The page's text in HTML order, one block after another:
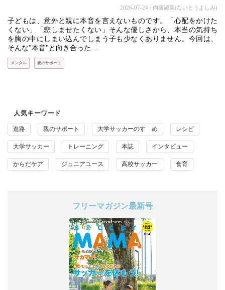
2026-07-24 / 内藤淑美(ないとうよしみ)
子どもは、意外と親に本音を言えないものです。「心配をかけた
くない」「悲しませたくない」そんな優しさから、本当の気持ち
を胸の中にしまい込んでしまう子も少なくありません。今回は、
そんな"本音"と向き合った…
メンタル 親のサポート
人気キーワード
進路 親のサポート 大学サッカーのすゝめ レシピ
大学サッカー トレーニング 本誌 インタビュー
からだケア ジュニアユース 高校サッカー 食育
フリーマガジン最新号